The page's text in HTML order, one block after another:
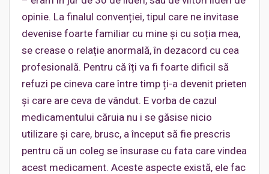
opinie. La finalul convenției, tipul care ne invitase
devenise foarte familiar cu mine și cu soția mea,
se crease o relație anormală, în dezacord cu cea
profesională. Pentru că îți va fi foarte dificil să
refuzi pe cineva care între timp ți-a devenit prieten
și care are ceva de vândut. E vorba de cazul
medicamentului căruia nu i se găsise nicio
utilizare și care, brusc, a început să fie prescris
pentru că un coleg se însurase cu fata care vindea
acest medicament. Aceste aspecte există, ele fac